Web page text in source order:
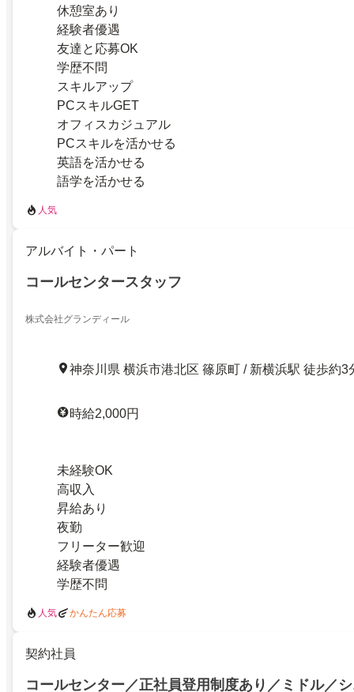
休憩室あり
経験者優遇
友達と応募OK
学歴不問
スキルアップ
PCスキルGET
オフィスカジュアル
PCスキルを活かせる
英語を活かせる
語学を活かせる
人気
アルバイト・パート
コールセンタースタッフ
株式会社グランディール
神奈川県 横浜市港北区 篠原町 / 新横浜駅 徒歩約3
時給2,000円
未経験OK
高収入
昇給あり
夜勤
フリーター歓迎
経験者優遇
学歴不問
人気 かんたん応募
契約社員
コールセンター／正社員登用制度あり／ミドル／